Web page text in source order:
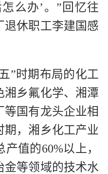
么办’。”回忆往
退休职工李建国感
”时期布局的化工
湘乡氟化学、湘潭
国有龙头企业相
期，湘乡化工产业
值的60%以上，
金等领域的技术水